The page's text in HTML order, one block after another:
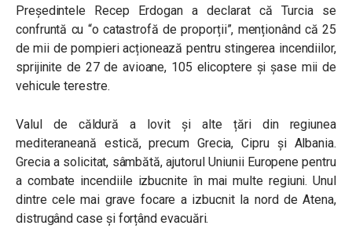
Președintele Recep Erdogan a declarat că Turcia se
confruntă cu “o catastrofă de proporții”, menționând că 25
de mii de pompieri acționează pentru stingerea incendiilor,
sprijinite de 27 de avioane, 105 elicoptere și șase mii de
vehicule terestre.
Valul de căldură a lovit și alte țări din regiunea
mediteraneană estică, precum Grecia, Cipru și Albania.
Grecia a solicitat, sâmbătă, ajutorul Uniunii Europene pentru
a combate incendiile izbucnite în mai multe regiuni. Unul
dintre cele mai grave focare a izbucnit la nord de Atena,
distrugând case și forțând evacuări.